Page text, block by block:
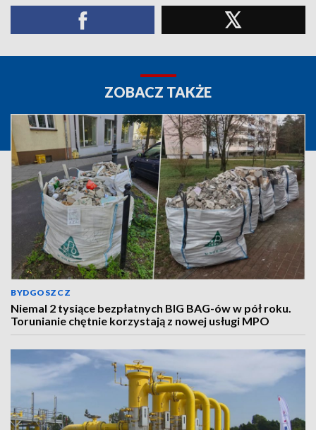
ZOBACZ TAKŻE
BYDGOSZCZ
Niemal 2 tysiące bezpłatnych BIG BAG-ów w pół roku.
Torunianie chętnie korzystają z nowej usługi MPO